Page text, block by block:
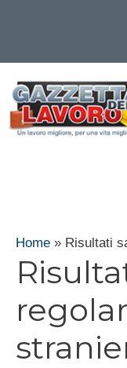
contenuto
Home » Risultati